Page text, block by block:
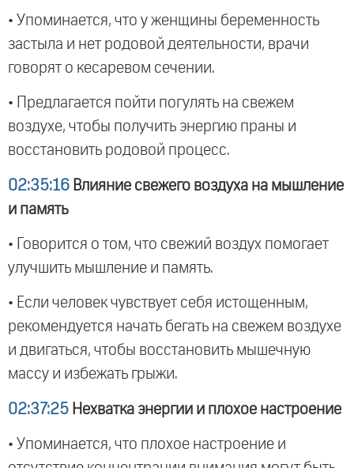
• Упоминается, что у женщины беременность
застыла и нет родовой деятельности, врачи
говорят о кесаревом сечении.
• Предлагается пойти погулять на свежем
воздухе, чтобы получить энергию праны и
восстановить родовой процесс.
02:35:16 Влияние свежего воздуха на мышление
и память
• Говорится о том, что свежий воздух помогает
улучшить мышление и память.
• Если человек чувствует себя истощенным,
рекомендуется начать бегать на свежем воздухе
и двигаться, чтобы восстановить мышечную
массу и избежать грыжи.
02:37:25 Нехватка энергии и плохое настроение
• Упоминается, что плохое настроение и